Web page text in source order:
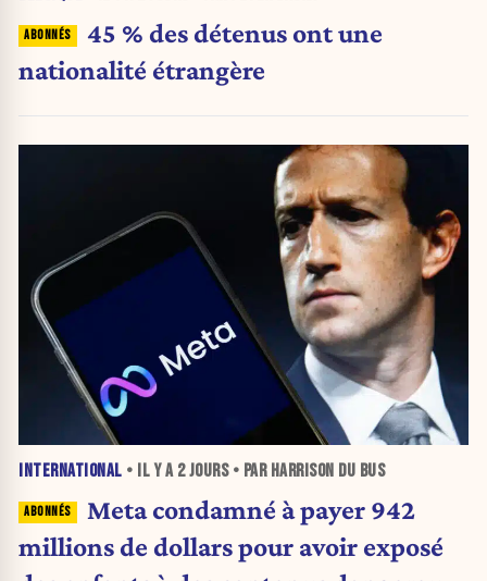
45 % des détenus ont une
nationalité étrangère
INTERNATIONAL • IL Y A 2 JOURS• PAR HARRISON DU BUS
Meta condamné à payer 942
millions de dollars pour avoir exposé